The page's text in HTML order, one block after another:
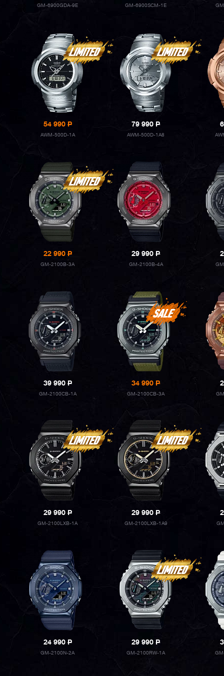
GM-6900GDA-9E GM-6900SCM-1E
54 990P
AWM-500D-1A
79 990P
AWM-500D-1A8
22 990P
GM-2100B-3A
29 990P
GM-2100B-4A
39 990P
GM-2100CB-1A
34 990P
GM-2100CB-3A
29 990P
GM-2100LXB-1A
29 990P
GM-2100LXB-1A9
24 990P
GM-2100N-2A
29 990P
GM-2100RW-1A